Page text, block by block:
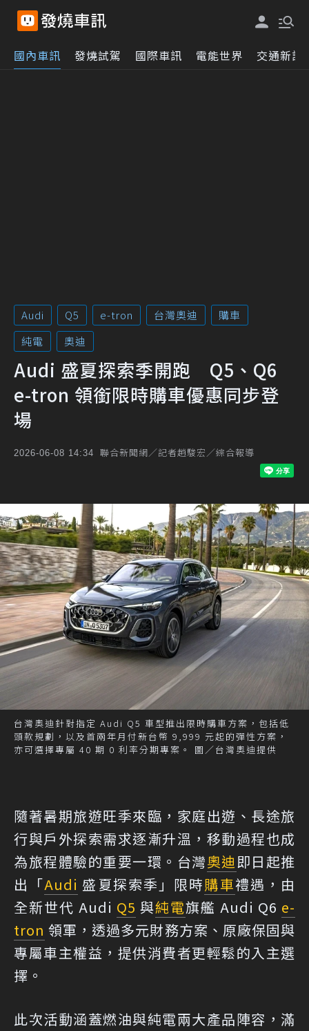
國內車訊 發燒試駕 國際車訊 電能世界 交通新訊
Audi Q5 e-tron 台灣奧迪
購車
純電
奧迪
Audi 盛夏探索季開跑 Q5、Q6
e-tron 領銜限時購車優惠同步登
場
2026-06-08 14:34 聯合新聞網／記者趙駿宏／綜合報導
台灣奧迪針對指定 Audi Q5 車型推出限時購車方案，包括低
頭款規劃，以及首兩年月付新台幣 9,999 元起的彈性方案，
亦可選擇專屬 40 期 0 利率分期專案。 圖／台灣奧迪提供
隨著暑期旅遊旺季來臨，家庭出遊、長途旅
行與戶外探索需求逐漸升溫，移動過程也成
為旅程體驗的重要一環。台灣奧迪即日起推
出「Audi 盛夏探索季」限時購車禮遇，由
全新世代 Audi Q5 與純電旗艦 Audi Q6 e-
tron 領軍，透過多元財務方案、原廠保固與
專屬車主權益，提供消費者更輕鬆的入主選
擇。
此次活動涵蓋燃油與純電兩大產品陣容，滿